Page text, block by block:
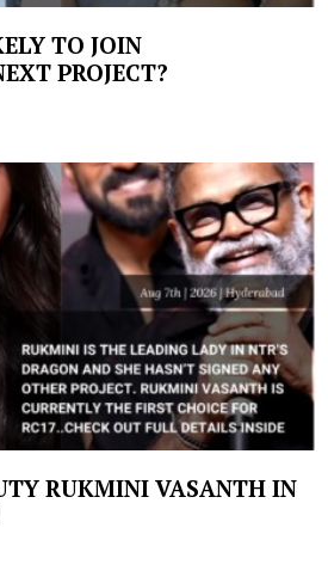
TO JOIN
PROJECT?
RUKMINI VASANTH IN